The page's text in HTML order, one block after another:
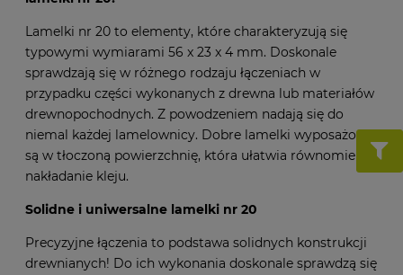
Lamelki nr 20 to elementy, które charakteryzują się
typowymi wymiarami 56 x 23 x 4 mm. Doskonale
sprawdzają się w różnego rodzaju łączeniach w
przypadku części wykonanych z drewna lub materiałów
drewnopochodnych. Z powodzeniem nadają się do
niemal każdej lamelownicy. Dobre lamelki wyposażone
są w tłoczoną powierzchnię, która ułatwia równomierne
nakładanie kleju.
Solidne i uniwersalne lamelki nr 20
Precyzyjne łączenia to podstawa solidnych konstrukcji
drewnianych! Do ich wykonania doskonale sprawdzą się